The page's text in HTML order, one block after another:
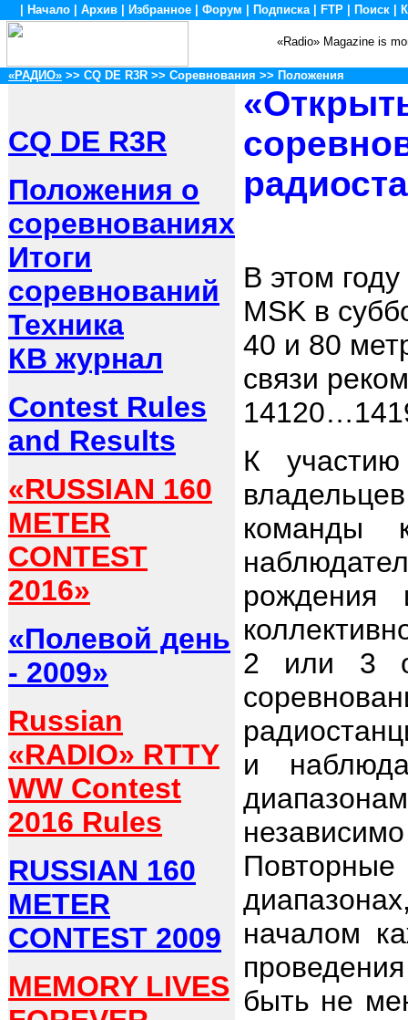
Начало Архив Избранное Форум Подписка| FTP Поиск
«Radio» Magazine is
«РАДИО» >> CQ DE R3R >> Соревнования >> Положения
CQ DE R3R
Положения о
соревнованиях
Итоги
соревнований
Техника
КВ журнал
Contest Rules
and Results
«RUSSIAN 160
METER
CONTEST
2016»
«Полевой день
- 2009»
Russian
«RADIO» RTTY
WW Contest
2016 Rules
RUSSIAN 160
METER
CONTEST 2009
MEMORY LIVES
В этом
MSK в
40 и 80
связи
К
команды
2 или 3
и
началом
быть не